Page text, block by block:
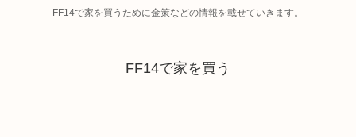
FF14で家を買うために金策などの情報を載せていきます。
FF14で家を買う